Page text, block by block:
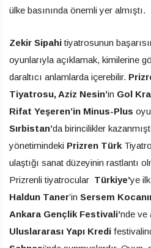
ülke basınında önemli yer almıştı.
Zekir Sipahitiyatrosunun
oyunlarıyla açıklamak, kimilerine
daraltıcı anlamlarda içerebilir.
Tiyatrosu, Aziz Nesin’in Gol
Rifat Yeşeren’in Minus-Plus
Sırbistan’da birincilikler
yönetimindeki Prizren Türk
ulaştığı sanat düzeyinin rastlantı
Prizrenli tiyatrocular Türkiye’ye
Haldun Taner’in Sersem
Ankara Gençlik Festivali’nde ve
Uluslararası Yapı Kredi